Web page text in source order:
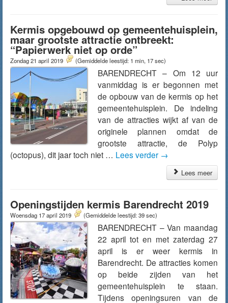
Kermis opgebouwd op gemeentehuisplein,
maar grootste attractie ontbreekt:
“Papierwerk niet op orde”
Zondag 21 april 2019 (Gemiddelde leestijd: 1 min, 17 sec)
BARENDRECHT – Om 12 uur
vanmiddag is er begonnen met
de opbouw van de kermis op het
gemeentehuisplein. De indeling
van de attracties wijkt af van de
originele plannen omdat de
grootste attractie, de Polyp
(octopus), dit jaar toch niet … Lees verder →
Lees meer
Openingstijden kermis Barendrecht 2019
Woensdag 17 april 2019 (Gemiddelde leestijd: 39 sec)
BARENDRECHT – Van maandag
22 april tot en met zaterdag 27
april is er weer kermis in
Barendrecht. De attracties komen
op beide zijden van het
gemeentehuisplein te staan.
Tijdens openingsuren van de